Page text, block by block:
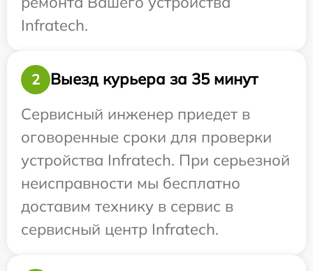
Infratech.
2
Выезд курьера за 35 минут
Сервисный инженер приедет в
оговоренные сроки для проверки
устройства Infratech. При серьезной
неисправности мы бесплатно
доставим технику в сервис в
сервисный центр Infratech.